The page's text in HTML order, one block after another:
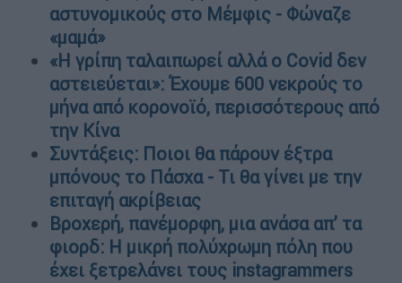
αστυνομικούς στο Μέμφις - Φώναζε
«μαμά»
«Η γρίπη ταλαιπωρεί αλλά ο Covid δεν
αστειεύεται»: Έχουμε 600 νεκρούς το
μήνα από κορονοϊό, περισσότερους από
την Κίνα
Συντάξεις: Ποιοι θα πάρουν έξτρα
μπόνους το Πάσχα - Τι θα γίνει με την
επιταγή ακρίβειας
Βροχερή, πανέμορφη, μια ανάσα απ’ τα
φιορδ: Η μικρή πολύχρωμη πόλη που
έχει ξετρελάνει τους instagrammers